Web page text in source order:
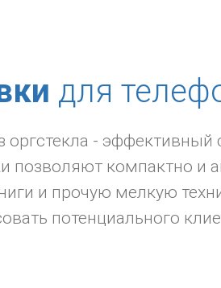
- эффективный
позволяют компактно и
и прочую мелкую
потенциального
для